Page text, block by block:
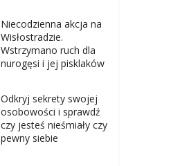
Niecodzienna akcja na
Wisłostradzie.
Wstrzymano ruch dla
nurogęsi i jej pisklaków
Odkryj sekrety swojej
osobowości i sprawdź
czy jesteś nieśmiały czy
pewny siebie